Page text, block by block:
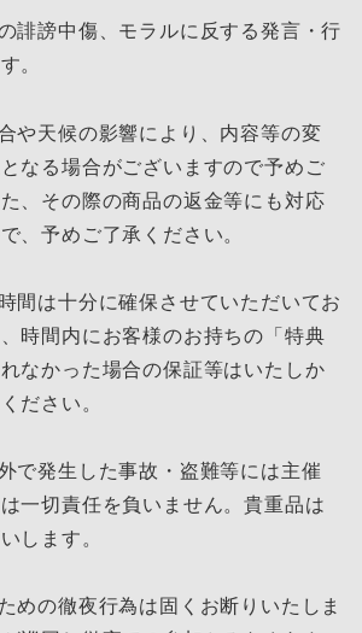
誹謗中傷、モラルに反する発言・行
。
や天候の影響により、内容等の変
なる場合がございますので予めご
、その際の商品の返金等にも対応
、予めご了承ください。
間は十分に確保させていただいてお
時間内にお客様のお持ちの「特典
なかった場合の保証等はいたしか
ださい。
で発生した事故・盗難等には主催
一切責任を負いません。貴重品は
します。
めの徹夜行為は固くお断りいたしま